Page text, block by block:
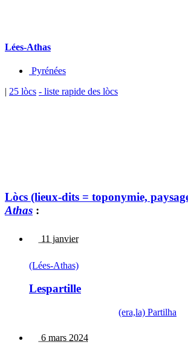
Lées-Athas
Pyrénées
| 25 lòcs - liste rapide des lòcs
Lòcs (lieux-dits = toponymie,
Athas :
11 janvier
(Lées-Athas)
Lespartille
(era,la) Partilha
6 mars 2024